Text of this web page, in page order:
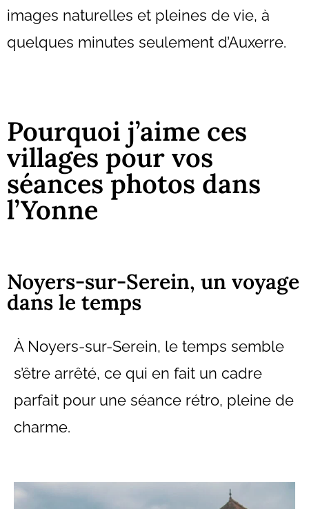
images naturelles et pleines de vie, à
quelques minutes seulement d’Auxerre.
Pourquoi j’aime ces
villages pour vos
séances photos dans
l’Yonne
Noyers-sur-Serein, un voyage
dans le temps
À Noyers-sur-Serein, le temps semble
s’être arrêté, ce qui en fait un cadre
parfait pour une séance rétro, pleine de
charme.